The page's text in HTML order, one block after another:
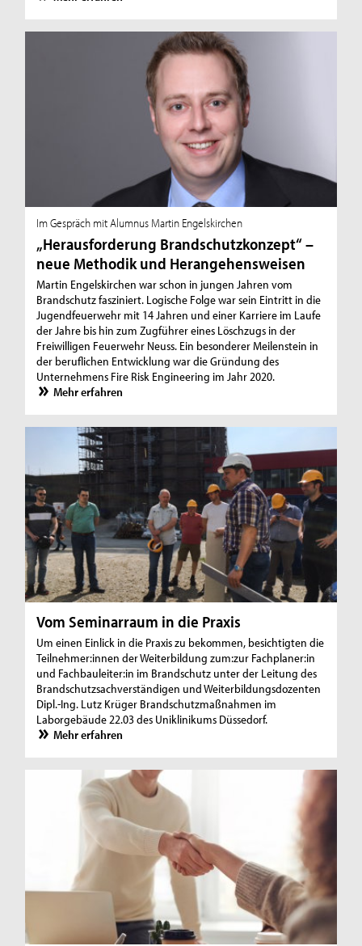
Im Gespräch mit Alumnus Martin Engelskirchen
„Herausforderung Brandschutzkonzept“ –
neue Methodik und Herangehensweisen
Martin Engelskirchen war schon in jungen Jahren vom
Brandschutz fasziniert. Logische Folge war sein Eintritt in die
Jugendfeuerwehr mit 14 Jahren und einer Karriere im Laufe
der Jahre bis hin zum Zugführer eines Löschzugs in der
Freiwilligen Feuerwehr Neuss. Ein besonderer Meilenstein in
der beruflichen Entwicklung war die Gründung des
Unternehmens Fire Risk Engineering im Jahr 2020.
Mehr erfahren
Vom Seminarraum in die Praxis
Um einen Einlick in die Praxis zu bekommen, besichtigten die
Teilnehmer:innen der Weiterbildung zum:zur Fachplaner:in
und Fachbauleiter:in im Brandschutz unter der Leitung des
Brandschutzsachverständigen und Weiterbildungsdozenten
Dipl.-Ing. Lutz Krüger Brandschutzmaßnahmen im
Laborgebäude 22.03 des Uniklinikums Düssedorf.
Mehr erfahren